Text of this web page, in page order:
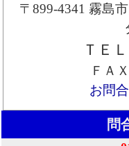
〒899-4341 霧島
ＴＥ
ＦＡ
お問
問